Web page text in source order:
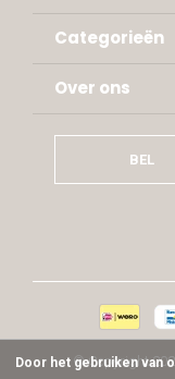
Categorieën
Over ons
BEL
© Copyright
Door het gebruiken van